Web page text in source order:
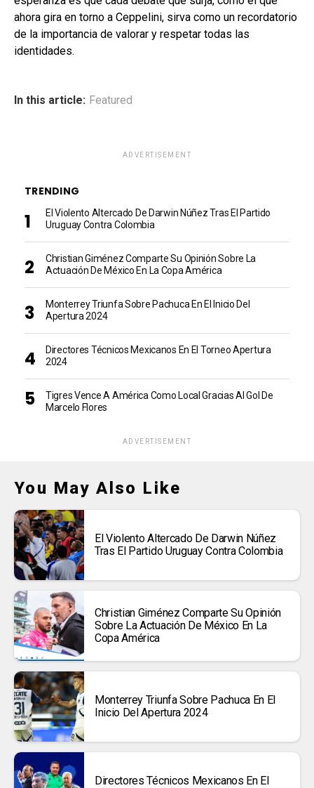
ahora gira en torno a Ceppelini, sirva como un recordatorio
de la importancia de valorar y respetar todas las
identidades.
In this article: Featured
ADVERTISEMENT
TRENDING
El Violento Altercado De Darwin Núñez Tras El Partido
Uruguay Contra Colombia
Christian Giménez Comparte Su Opinión Sobre La
Actuación De México En La Copa América
Monterrey Triunfa Sobre Pachuca En El Inicio Del
Apertura 2024
Directores Técnicos Mexicanos En El Torneo Apertura
2024
Tigres Vence A América Como Local Gracias Al Gol De
Marcelo Flores
ADVERTISEMENT
You May Also Like
El Violento Altercado De Darwin Núñez
Tras El Partido Uruguay Contra Colombia
Christian Giménez Comparte Su Opinión
Sobre La Actuación De México En La
Copa América
Monterrey Triunfa Sobre Pachuca En El
Inicio Del Apertura 2024
Directores Técnicos Mexicanos En El